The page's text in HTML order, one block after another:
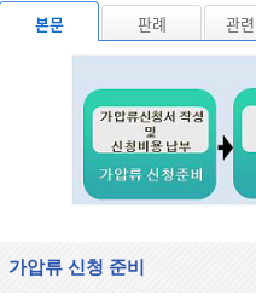
본문 판례 관
가압류 신청 준비